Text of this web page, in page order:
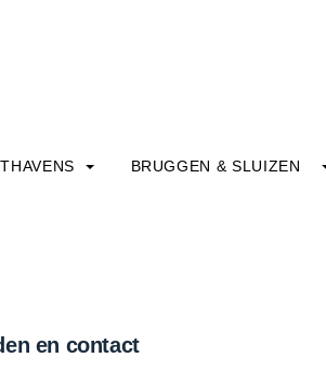
BRUGGEN & SLUIZEN
en contact